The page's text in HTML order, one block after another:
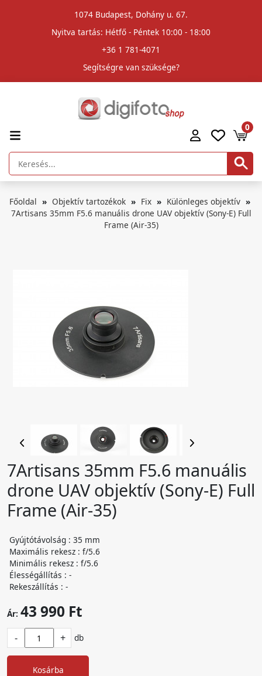
1074 Budapest, Dohány u. 67.
Nyitva tartás: Hétfő - Péntek 10:00 - 18:00
+36 1 781-4071
Segítségre van szüksége?
0
Főoldal Objektív tartozékok Fix
Különleges objektív
7Artisans 35mm F5.6 manuális drone UAV objektív (Sony-E) Full
Frame (Air-35)
7Artisans 35mm F5.6 manuális
drone UAV objektív (Sony-E) Full
Frame (Air-35)
Gyújtótávolság : 35 mm
Maximális rekesz : f/5.6
Minimális rekesz : f/5.6
Élességállítás : -
Rekeszállítás : -
Ár: 43 990 Ft
- + db
Kosárba